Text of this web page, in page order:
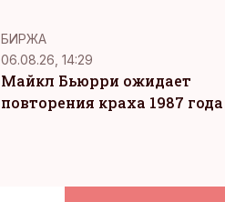
БИРЖА
06.08.26, 14:29
Майкл Бьюрри ожидает
повторения краха 1987 года